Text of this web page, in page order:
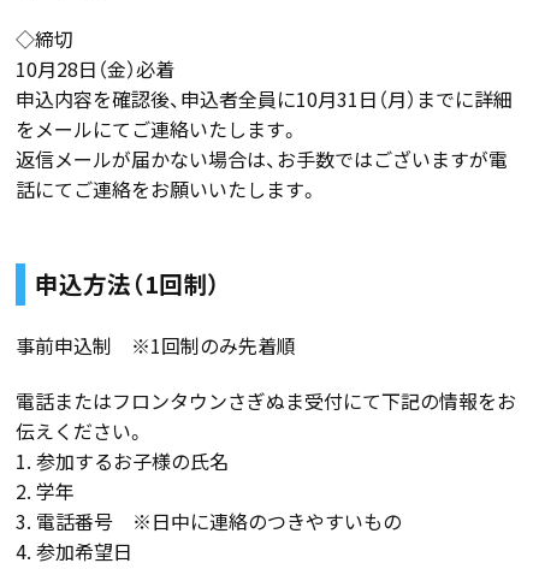
◇締切
10月28日（金）必着
申込内容を確認後、申込者全員に10月31日（月）までに詳細
をメールにてご連絡いたします。
返信メールが届かない場合は、お手数ではございますが電
話にてご連絡をお願いいたします。
申込方法（1回制）
事前申込制 ※1回制のみ先着順
電話またはフロンタウンさぎぬま受付にて下記の情報をお
伝えください。
1. 参加するお子様の氏名
2. 学年
3. 電話番号 ※日中に連絡のつきやすいもの
4. 参加希望日